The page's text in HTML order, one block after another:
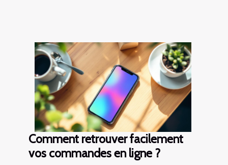
Comment retrouver facilement
vos commandes en ligne ?